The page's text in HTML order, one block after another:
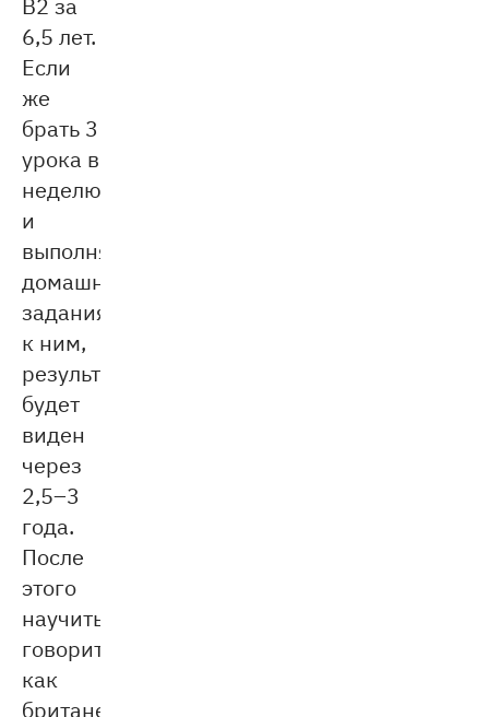
6,5 лет.
Если
же
брать 3
урока в
неделю
и
выполнять
домашние
задания
к ним,
результат
будет
виден
через
2,5–3
года.
После
этого
научиться
говорить
как
британец